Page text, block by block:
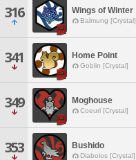
316 Wings of Winter
Balmung [Crystal]
341 Home Point
Goblin [Crystal]
349 Moghouse
Coeurl [Crystal]
353 Bushido
Diabolos [Crystal]